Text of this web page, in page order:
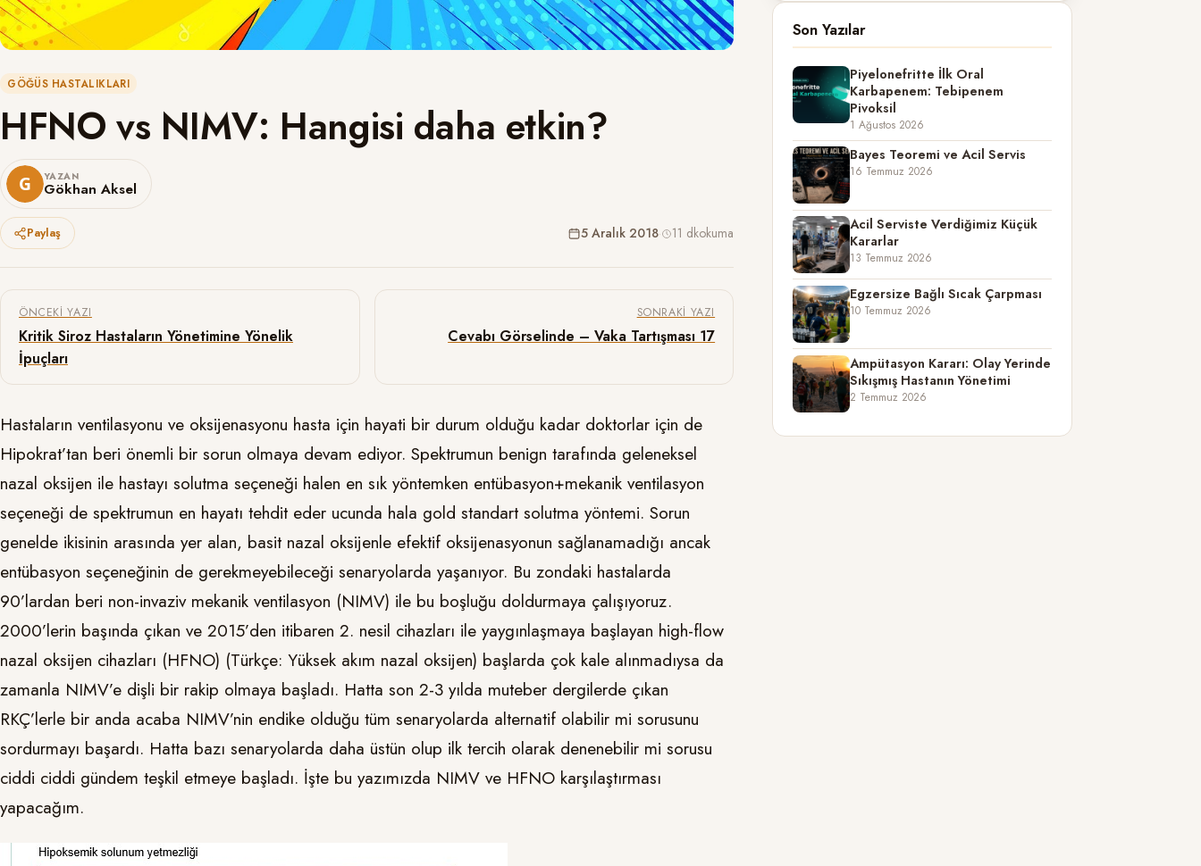
GÖĞÜS HASTALIKLARI
HFNO vs NIMV: Hangisi daha etkin?
YAZAN
Gökhan Aksel
5 Aralık 2018· 11 dkokuma
Paylaş
Yazı gezinmesi
ÖNCEKI YAZI
Kritik Siroz Hastaların Yönetimine Yönelik
İpuçları
SONRAKI YAZI
Cevabı Görselinde – Vaka Tartışması 17
Hastaların ventilasyonu ve oksijenasyonu hasta için hayati bir durum olduğu kadar doktorlar için de
Hipokrat’tan beri önemli bir sorun olmaya devam ediyor. Spektrumun benign tarafında geleneksel
nazal oksijen ile hastayı solutma seçeneği halen en sık yöntemken entübasyon+mekanik ventilasyon
seçeneği de spektrumun en hayatı tehdit eder ucunda hala gold standart solutma yöntemi. Sorun
genelde ikisinin arasında yer alan, basit nazal oksijenle efektif oksijenasyonun sağlanamadığı ancak
entübasyon seçeneğinin de gerekmeyebileceği senaryolarda yaşanıyor. Bu zondaki hastalarda
90’lardan beri non-invaziv mekanik ventilasyon (NIMV) ile bu boşluğu doldurmaya çalışıyoruz.
2000’lerin başında çıkan ve 2015’den itibaren 2. nesil cihazları ile yaygınlaşmaya başlayan high-flow
nazal oksijen cihazları (HFNO) (Türkçe: Yüksek akım nazal oksijen) başlarda çok kale alınmadıysa da
zamanla NIMV’e dişli bir rakip olmaya başladı. Hatta son 2-3 yılda muteber dergilerde çıkan
RKÇ’lerle bir anda acaba NIMV’nin endike olduğu tüm senaryolarda alternatif olabilir mi sorusunu
sordurmayı başardı. Hatta bazı senaryolarda daha üstün olup ilk tercih olarak denenebilir mi sorusu
ciddi ciddi gündem teşkil etmeye başladı. İşte bu yazımızda NIMV ve HFNO karşılaştırması
yapacağım.
Son Yazılar
Piyelonefritte İlk Oral
Karbapenem: Tebipenem
Pivoksil
1 Ağustos 2026
Bayes Teoremi ve Acil Servis
16 Temmuz 2026
Acil Serviste Verdiğimiz Küçük
Kararlar
13 Temmuz 2026
Egzersize Bağlı Sıcak Çarpması
10 Temmuz 2026
Ampütasyon Kararı: Olay Yerinde
Sıkışmış Hastanın Yönetimi
2 Temmuz 2026